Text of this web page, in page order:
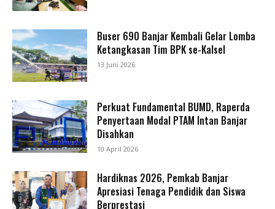
Buser 690 Banjar Kembali Gelar Lomba
Ketangkasan Tim BPK se-Kalsel
13 Juni 2026
Perkuat Fundamental BUMD, Raperda
Penyertaan Modal PTAM Intan Banjar
Disahkan
10 April 2026
Hardiknas 2026, Pemkab Banjar
Apresiasi Tenaga Pendidik dan Siswa
Berprestasi